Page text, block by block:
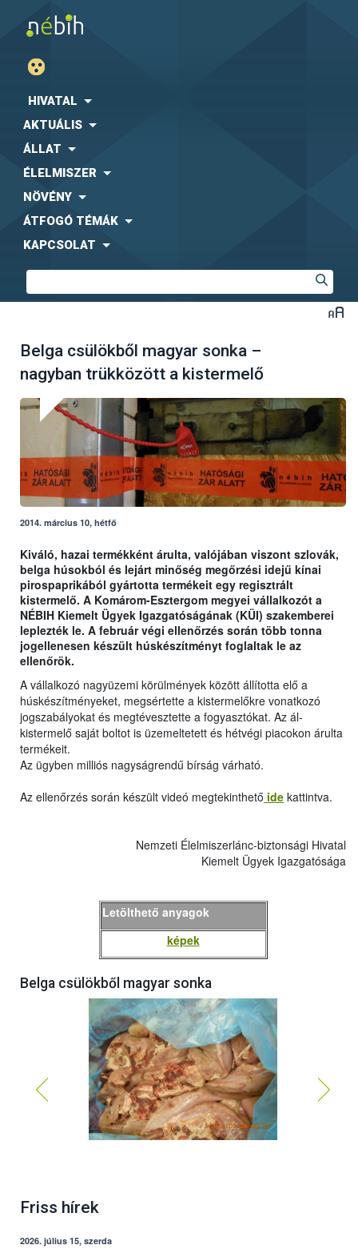
HIVATAL
AKTUÁLIS
ÁLLAT
ÉLELMISZER
NÖVÉNY
ÁTFOGÓ TÉMÁK
KAPCSOLAT
Belga csülökből magyar sonka –
nagyban trükközött a kistermelő
2014. március 10, hétfő
Kiváló, hazai termékként árulta, valójában viszont szlovák,
belga húsokból és lejárt minőség megőrzési idejű kínai
pirospaprikából gyártotta termékeit egy regisztrált
kistermelő. A Komárom-Esztergom megyei vállalkozót a
NÉBIH Kiemelt Ügyek Igazgatóságának (KÜI) szakemberei
leplezték le. A február végi ellenőrzés során több tonna
jogellenesen készült húskészítményt foglaltak le az
ellenőrök.
A vállalkozó nagyüzemi körülmények között állította elő a
húskészítményeket, megsértette a kistermelőkre vonatkozó
jogszabályokat és megtévesztette a fogyasztókat. Az ál-
kistermelő saját boltot is üzemeltetett és hétvégi piacokon árulta
termékeit.
Az ügyben milliós nagyságrendű bírság várható.
Az ellenőrzés során készült videó megtekinthető ide kattintva.
Nemzeti Élelmiszerlánc-biztonsági Hivatal
Kiemelt Ügyek Igazgatósága
Letölthető anyagok
képek
Belga csülökből magyar sonka
Friss hírek
2026. július 15, szerda